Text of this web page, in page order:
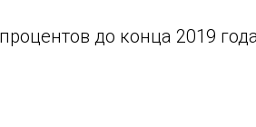
до конца 2019